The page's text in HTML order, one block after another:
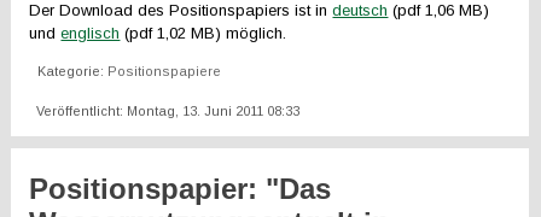
Der Download des Positionspapiers ist indeutsch (pdf 1,06 MB)
undenglisch (pdf 1,02 MB) möglich.
Kategorie: Positionspapiere
Veröffentlicht: Montag, 13. Juni 2011 08:33
Positionspapier: "Das